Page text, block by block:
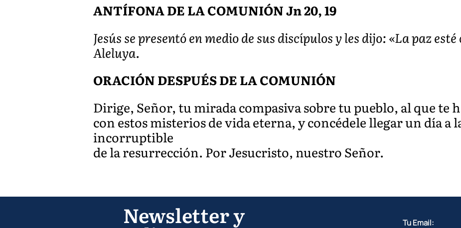
ANTÍFONA DE LA COMUNIÓN Jn 20, 19
Jesús se presentó en medio de sus discípulos y les dijo: «La paz
Aleluya.
ORACIÓN DESPUÉS DE LA COMUNIÓN
Dirige, Señor, tu mirada compasiva sobre tu pueblo, al que te
con estos misterios de vida eterna, y concédele llegar un día a
incorruptible
de la resurrección. Por Jesucristo, nuestro Señor.
Newsletter y Tu Email: